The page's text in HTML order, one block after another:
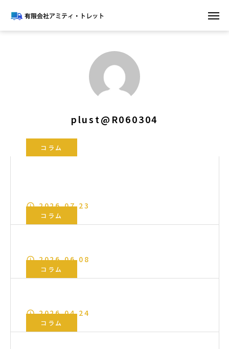
plust@R060304
コラム
2026.07.23
コラム
2026.06.08
コラム
2026.04.24
コラム